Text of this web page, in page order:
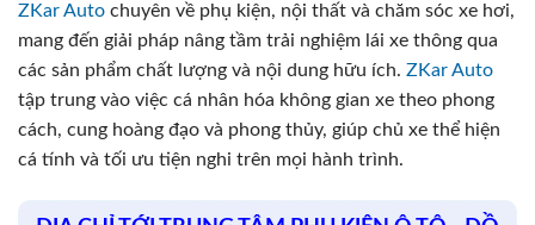
ZKar Auto chuyên về phụ kiện, nội thất và chăm sóc xe hơi,
mang đến giải pháp nâng tầm trải nghiệm lái xe thông qua
các sản phẩm chất lượng và nội dung hữu ích. ZKar Auto
tập trung vào việc cá nhân hóa không gian xe theo phong
cách, cung hoàng đạo và phong thủy, giúp chủ xe thể hiện
cá tính và tối ưu tiện nghi trên mọi hành trình.